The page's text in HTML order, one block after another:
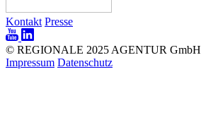
Kontakt Presse
© REGIONALE 2025 AGENTUR GmbH
Impressum Datenschutz